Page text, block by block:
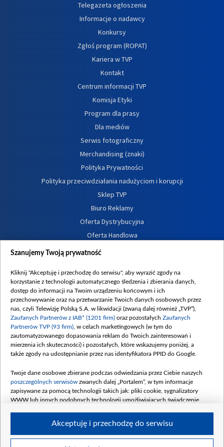
Telegazeta ogłoszenia
Informacje o nadawcy
Konkursy
Zgłoś program (ROPAT)
Kariera w TVP
Kontakt
Centrum informacji TVP
Komisja Etyki
Program dla prasy
Dla mediów
Serwis fotograficzny
Merchandising (znaki)
Polityka Prywatności
Polityka przeciwdziałania nadużyciom i korupcji
Sklep TVP
Biuro Reklamy
Oferta Dystrybucyjna
Oferta Handlowa
Dostępność
Procedura zgłoszeń wewnętrznych
Szanujemy Twoją prywatność
Kliknij "Akceptuję i przechodzę do serwisu", aby wyrazić zgody na
korzystanie z technologii automatycznego śledzenia i zbierania danych,
dostęp do informacji na Twoim urządzeniu końcowym i ich
przechowywanie oraz na przetwarzanie Twoich danych osobowych przez
nas, czyli Telewizję Polską S.A. w likwidacji (zwaną dalej również „TVP”),
Zaufanych Partnerów z IAB* (1201 firm) oraz pozostałych Zaufanych
Partnerów TVP (93 firm) , w celach marketingowych (w tym do
zautomatyzowanego dopasowania reklam do Twoich zainteresowań i
mierzenia ich skuteczności) i pozostałych, które wskazujemy poniżej, a
także zgody na udostępnianie przez nas identyfikatora PPID do Google.
Twoje dane osobowe zbierane podczas odwiedzania przez Ciebie naszych
poszczególnych serwisów zwanych dalej „Portalem”, w tym informacje
zapisywane za pomocą technologii takich jak: pliki cookie, sygnalizatory
WWW lub innych podobnych technologii umożliwiających świadczenie
Akceptuję i przechodzę do serwisu